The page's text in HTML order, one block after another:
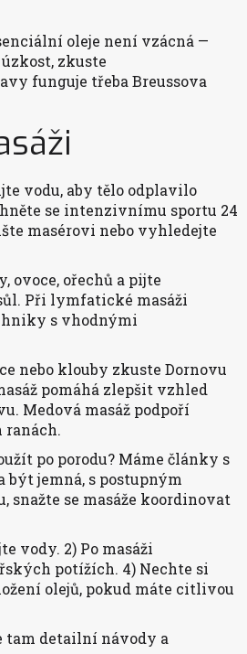
oleje není vzácná —
zkuste
funguje třeba Breussova
vodu, aby tělo odplavilo
se intenzivnímu sportu 24
masérovi nebo vyhledejte
ořechů a pijte
Při lymfatické masáži
s vhodnými
nebo klouby zkuste Dornovu
pomáhá zlepšit vzhled
Medová masáž podpoří
ranách.
po porodu? Máme články s
jemná, s postupným
snažte se masáže koordinovat
vody. 2) Po masáži
potížích. 4) Nechte si
olejů, pokud máte citlivou
tam detailní návody a